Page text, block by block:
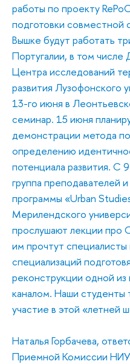
работы по проекту
подготовки совместной
Вышке будут работать
Португалии, в том
Центра исследований
развития Лузофонского
13-го июня в
семинар. 15 июня
демонстрации метода
определению
потенциала развития. С
группа преподавателей
программы «Urban
Мерилендского
прослушают лекции про
им прочтут специалисты
специализаций
реконструкции одной
каналом. Наши студенты
участие в этой «летней
Наталья Горбачева,
Приемной Комиссии